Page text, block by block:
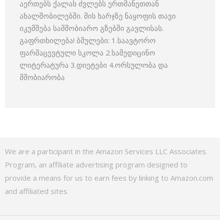
აერთებს ქალას ძვლებს ერთმანეთთან
ახალშობილებში. მის ხარჯზე ნაყოფის თავი
იკუმშება სამშობიარო გზებში გავლისას.
გაფრთხილება! ბმულები: 1.საავტორო
ფარმაცევტული სკოლა 2.სამედიცინო
ლიტერატურა 3.დიეტები 4.ორსულობა და
მშობიარობა
We are a participant in the Amazon Services LLC Associates
Program, an affiliate advertising program designed to
provide a means for us to earn fees by linking to Amazon.com
and affiliated sites